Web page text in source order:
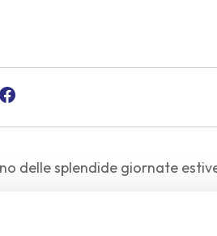
delle splendide giornate